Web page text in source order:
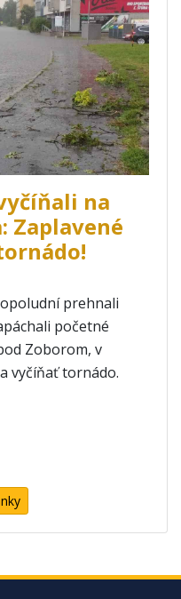
na
Zaplavené
prehnali
početné
Zoborom, v
vyčíňať tornádo.